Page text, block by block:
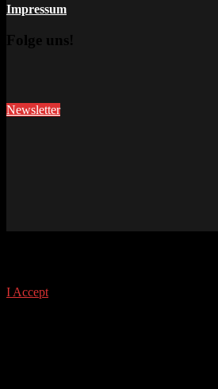
Impressum
Folge uns!
Newsletter
I Accept